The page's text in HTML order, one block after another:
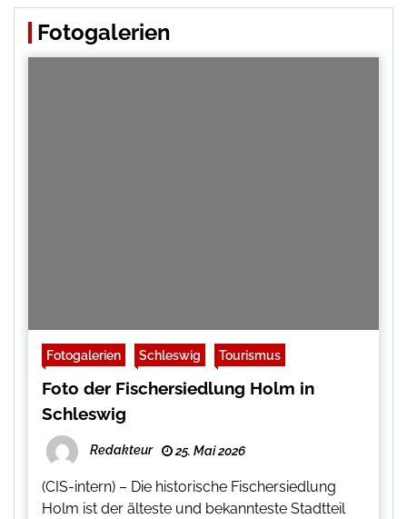
Fotogalerien
Fotogalerien Schleswig Tourismus
Foto der Fischersiedlung Holm in
Schleswig
Redakteur 25. Mai 2026
(CIS-intern) – Die historische Fischersiedlung
Holm ist der älteste und bekannteste Stadtteil